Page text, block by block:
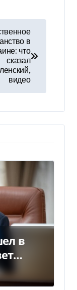
в
что
сказал
видео
в